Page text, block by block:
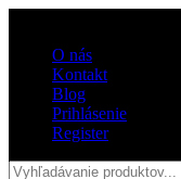
O nás
Kontakt
Blog
Prihlásenie
Register